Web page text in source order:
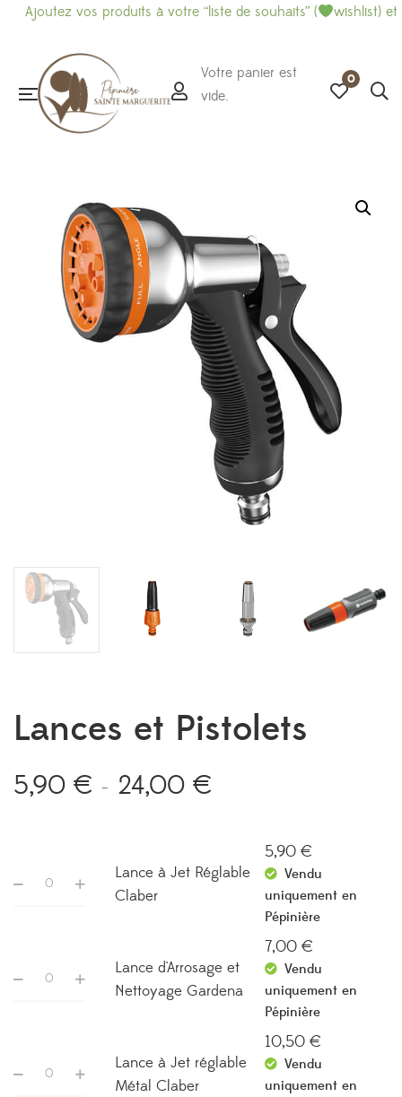
vos produits à votre “liste de souhaits” ( wishlist) et
Votre panier est
vide.
0
Lances et Pistolets
5,90 € – 24,00 €
à
Lance à Jet Réglable
Claber
5,90 €
Vendu
uniquement en
Pépinière
Lance d'Arrosage et
Nettoyage Gardena
7,00 €
Vendu
uniquement en
Pépinière
Lance à Jet réglable
Métal Claber
10,50 €
Vendu
uniquement en